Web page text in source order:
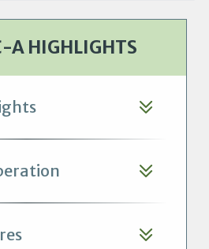
A HIGHLIGHTS